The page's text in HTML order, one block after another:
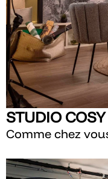
STUDIO COSY
Comme chez